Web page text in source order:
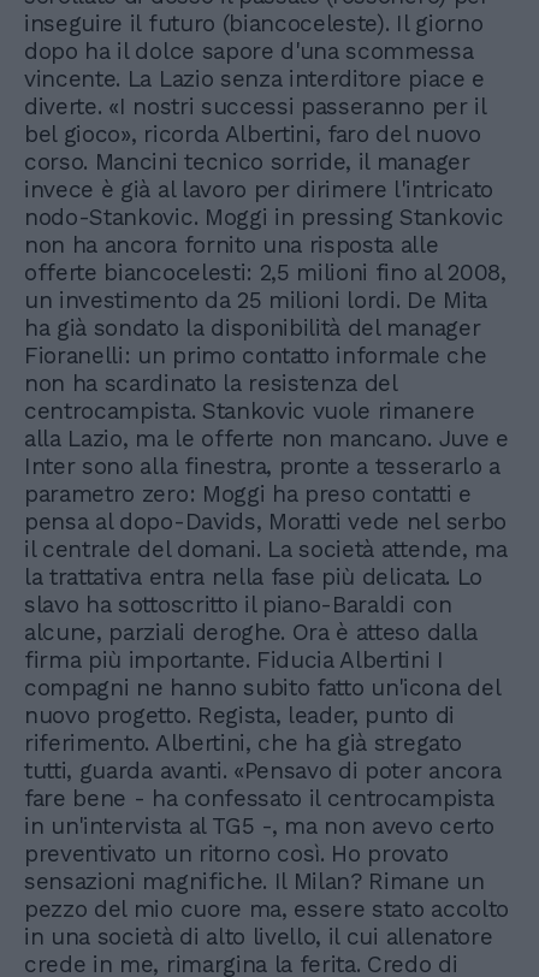
inseguire il futuro (biancoceleste). Il giorno
dopo ha il dolce sapore d'una scommessa
vincente. La Lazio senza interditore piace e
diverte. «I nostri successi passeranno per il
bel gioco», ricorda Albertini, faro del nuovo
corso. Mancini tecnico sorride, il manager
invece è già al lavoro per dirimere l'intricato
nodo-Stankovic. Moggi in pressing Stankovic
non ha ancora fornito una risposta alle
offerte biancocelesti: 2,5 milioni fino al 2008,
un investimento da 25 milioni lordi. De Mita
ha già sondato la disponibilità del manager
Fioranelli: un primo contatto informale che
non ha scardinato la resistenza del
centrocampista. Stankovic vuole rimanere
alla Lazio, ma le offerte non mancano. Juve e
Inter sono alla finestra, pronte a tesserarlo a
parametro zero: Moggi ha preso contatti e
pensa al dopo-Davids, Moratti vede nel serbo
il centrale del domani. La società attende, ma
la trattativa entra nella fase più delicata. Lo
slavo ha sottoscritto il piano-Baraldi con
alcune, parziali deroghe. Ora è atteso dalla
firma più importante. Fiducia Albertini I
compagni ne hanno subito fatto un'icona del
nuovo progetto. Regista, leader, punto di
riferimento. Albertini, che ha già stregato
tutti, guarda avanti. «Pensavo di poter ancora
fare bene - ha confessato il centrocampista
in un'intervista al TG5 -, ma non avevo certo
preventivato un ritorno così. Ho provato
sensazioni magnifiche. Il Milan? Rimane un
pezzo del mio cuore ma, essere stato accolto
in una società di alto livello, il cui allenatore
crede in me, rimargina la ferita. Credo di